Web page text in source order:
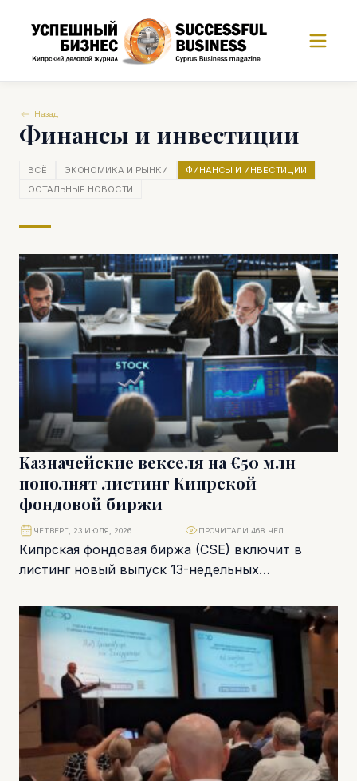
Назад
Финансы и инвестиции
ВСЁ ЭКОНОМИКА И РЫНКИ
ФИНАНСЫ И ИНВЕСТИЦИИ
ОСТАЛЬНЫЕ НОВОСТИ
Казначейские векселя на €50 млн
пополнят листинг Кипрской
фондовой биржи
Кипрская фондовая биржа (CSE) включит в
листинг новый выпуск 13-недельных
казначейских векселей Республики Кипр
объемом €50 млн. Регулярные размещения
краткосрочных...
ЧЕТВЕРГ, 23 ИЮЛЯ, 2026 ПРОЧИТАЛИ 468 ЧЕЛ.